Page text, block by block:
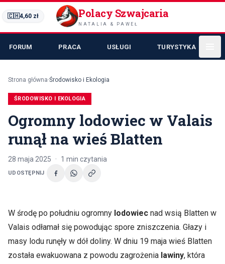
🇨🇭4,60 zł Polacy Szwajcaria
NATALIA & PAWEŁ
FORUM PRACA USŁUGI TURYSTYKA
Strona główna·Środowisko i Ekologia
ŚRODOWISKO I EKOLOGIA
Ogromny lodowiec w Valais
runął na wieś Blatten
28 maja 2025 · 1 min czytania
UDOSTĘPNIJ
W środę po południu ogromny lodowiec nad wsią Blatten w
Valais odłamał się powodując spore zniszczenia. Głazy i
masy lodu runęły w dół doliny. W dniu 19 maja wieś Blatten
została ewakuowana z powodu zagrożenia lawiny, która